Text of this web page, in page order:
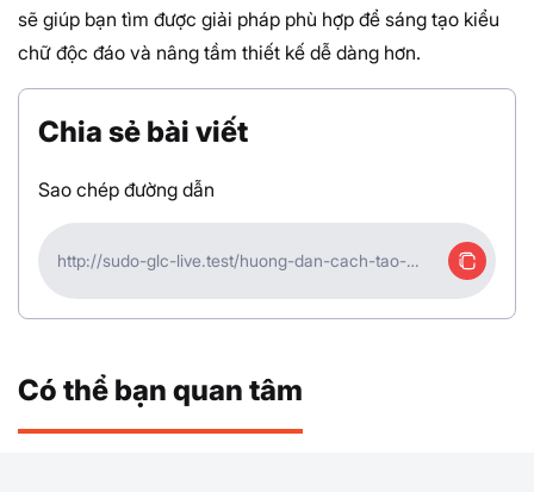
sẽ giúp bạn tìm được giải pháp phù hợp để sáng tạo kiểu
chữ độc đáo và nâng tầm thiết kế dễ dàng hơn.
Chia sẻ bài viết
Sao chép đường dẫn
http://sudo-glc-live.test/huong-dan-cach-tao-
Có thể bạn quan tâm